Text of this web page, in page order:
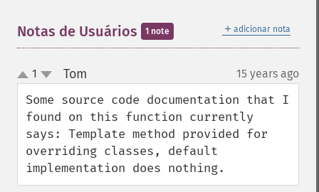
＋ adicionar nota
Notas de Usuários 1 note
up
down
1 Tom 15 years ago
Some source code documentation that I
found on this function currently
says: Template method provided for
overriding classes, default
implementation does nothing.